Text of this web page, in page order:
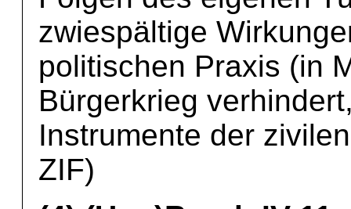
zwiespältige
politischen Praxis (in
Bürgerkrieg
Instrumente der
ZIF)